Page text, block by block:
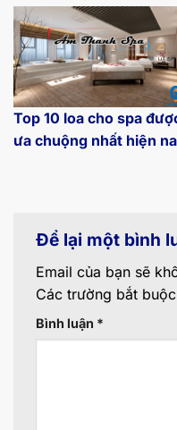
Top 10 loa cho spa
ưa chuộng nhất hiện
Để lại một bình
Email của bạn sẽ
Các trường bắt
Bình luận *